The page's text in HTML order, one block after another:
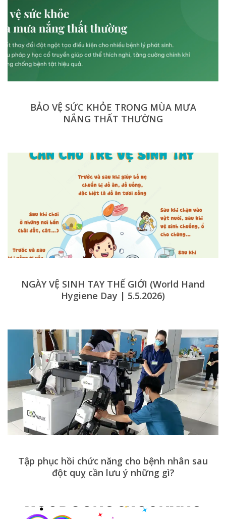
BẢO VỆ SỨC KHỎE TRONG MÙA MƯA
NẮNG THẤT THƯỜNG
NGÀY VỆ SINH TAY THẾ GIỚI (World Hand
Hygiene Day | 5.5.2026)
Tập phục hồi chức năng cho bệnh nhân sau
đột quỵ cần lưu ý những gì?